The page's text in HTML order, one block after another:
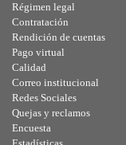
Régimen legal
Contratación
Rendición de cuentas
Pago virtual
Calidad
Correo institucional
Redes Sociales
Quejas y reclamos
Encuesta